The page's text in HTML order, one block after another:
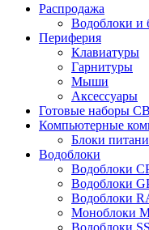
Распродажа
Водоблоки и
Периферия
Клавиатуры
Гарнитуры
Мыши
Аксессуары
Готовые наборы
Компьютерные
Блоки
Водоблоки
Водоблоки
Водоблоки
Водоблоки
Моноблоки
Водоблоки